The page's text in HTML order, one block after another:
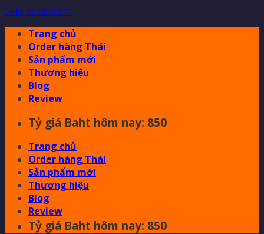
Skip to content
Trang chủ
Order hàng Thái
Sản phẩm mới
Thương hiệu
Blog
Review
Tỷ giá Baht hôm nay: 850
Trang chủ
Order hàng Thái
Sản phẩm mới
Thương hiệu
Blog
Review
Tỷ giá Baht hôm nay: 850